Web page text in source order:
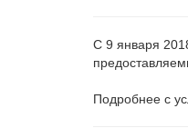
С 9 января
Подробнее с